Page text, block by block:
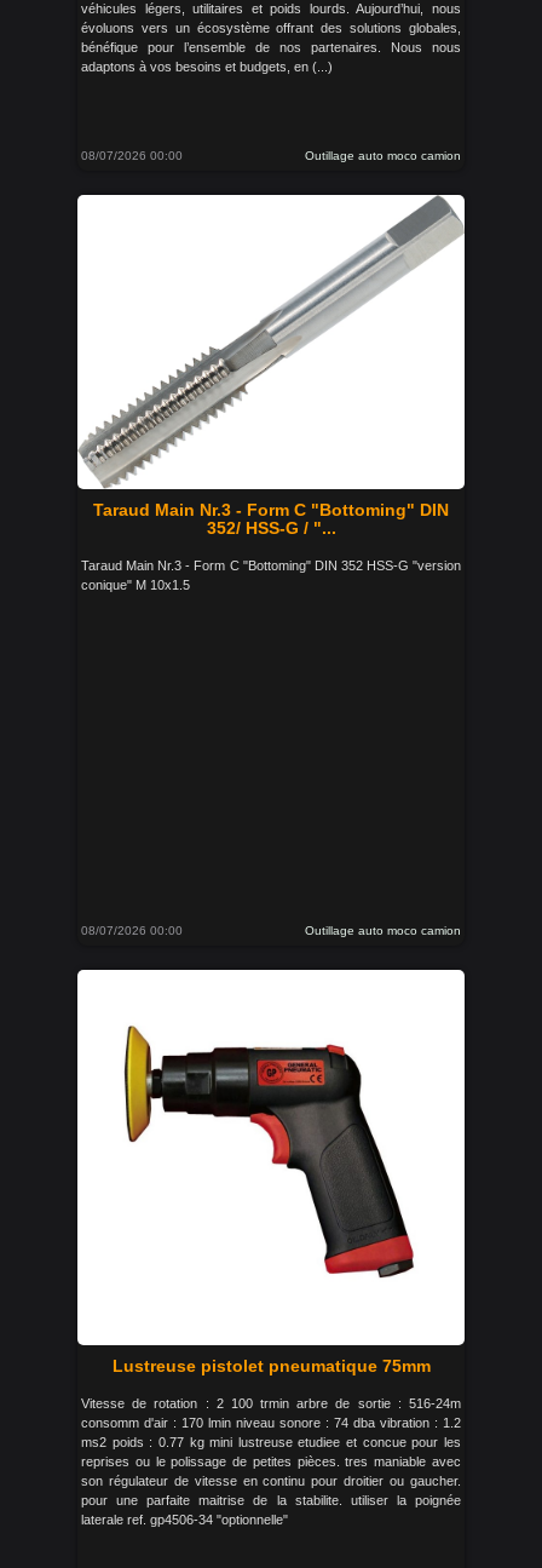
véhicules légers, utilitaires et poids lourds. Aujourd’hui, nous
évoluons vers un écosystème offrant des solutions globales,
bénéfique pour l’ensemble de nos partenaires. Nous nous
adaptons à vos besoins et budgets, en (...)
08/07/2026 00:00 Outillage auto moco camion
Taraud Main Nr.3 - Form C "Bottoming" DIN
352/ HSS-G / "...
Taraud Main Nr.3 - Form C "Bottoming" DIN 352 HSS-G "version
conique" M 10x1.5
08/07/2026 00:00 Outillage auto moco camion
Lustreuse pistolet pneumatique 75mm
Vitesse de rotation : 2 100 trmin arbre de sortie : 516-24m
consomm d'air : 170 lmin niveau sonore : 74 dba vibration : 1.2
ms2 poids : 0.77 kg mini lustreuse etudiee et concue pour les
reprises ou le polissage de petites pièces. tres maniable avec
son régulateur de vitesse en continu pour droitier ou gaucher.
pour une parfaite maitrise de la stabilite. utiliser la poignée
laterale ref. gp4506-34 "optionnelle"